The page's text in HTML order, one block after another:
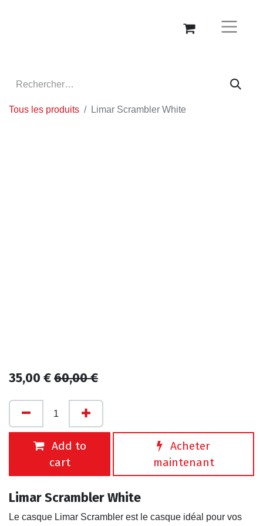
Tous les produits Limar Scrambler White
35,00 €60,00€
Add to
cart
Acheter
maintenant
Limar Scrambler White
Le casque Limar Scrambler est le casque idéal pour vos